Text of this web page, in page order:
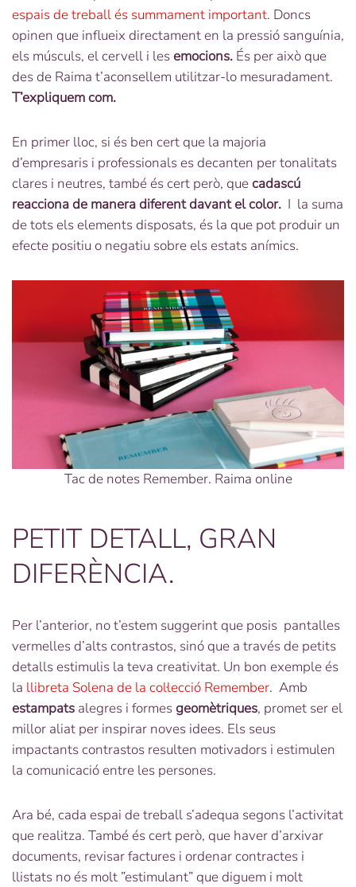
espais de treball és summament important. Doncs
opinen que influeix directament en la pressió sanguínia,
els músculs, el cervell i lesemocions. És per això que
des de Raima t’aconsellem utilitzar-lo mesuradament.
T’expliquem com.
En primer lloc, si és ben cert que la majoria
d’empresaris i professionals es decanten per tonalitats
clares i neutres, també és cert però, quecadascú
reacciona de manera diferent davant el color. I la suma
de tots els elements disposats, és la que pot produir un
efecte positiu o negatiu sobre els estats anímics.
Tac de notes Remember. Raima online
PETIT DETALL, GRAN
DIFERÈNCIA.
Per l’anterior, no t’estem suggerint que posis pantalles
vermelles d’alts contrastos, sinó que a través de petits
detalls estimulis la teva creativitat. Un bon exemple és
la llibreta Solena de la col·lecció Remember. Amb
estampats alegres i formesgeomètriques, promet ser el
millor aliat per inspirar noves idees. Els seus
impactants contrastos resulten motivadors i estimulen
la comunicació entre les persones.
Ara bé, cada espai de treball s’adequa segons l’activitat
que realitza. També és cert però, que haver d’arxivar
documents, revisar factures i ordenar contractes i
llistats no és molt ”estimulant” que diguem i molt